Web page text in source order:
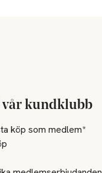
kundklubb
köp som medlem*